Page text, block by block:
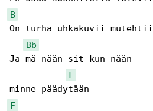
B
On turha uhkakuvii mutehtii
Bb
Ja mä nään sit kun nään
F
F